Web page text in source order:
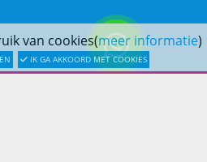
van cookies(meer informatie)
IK GA AKKOORD MET COOKIES